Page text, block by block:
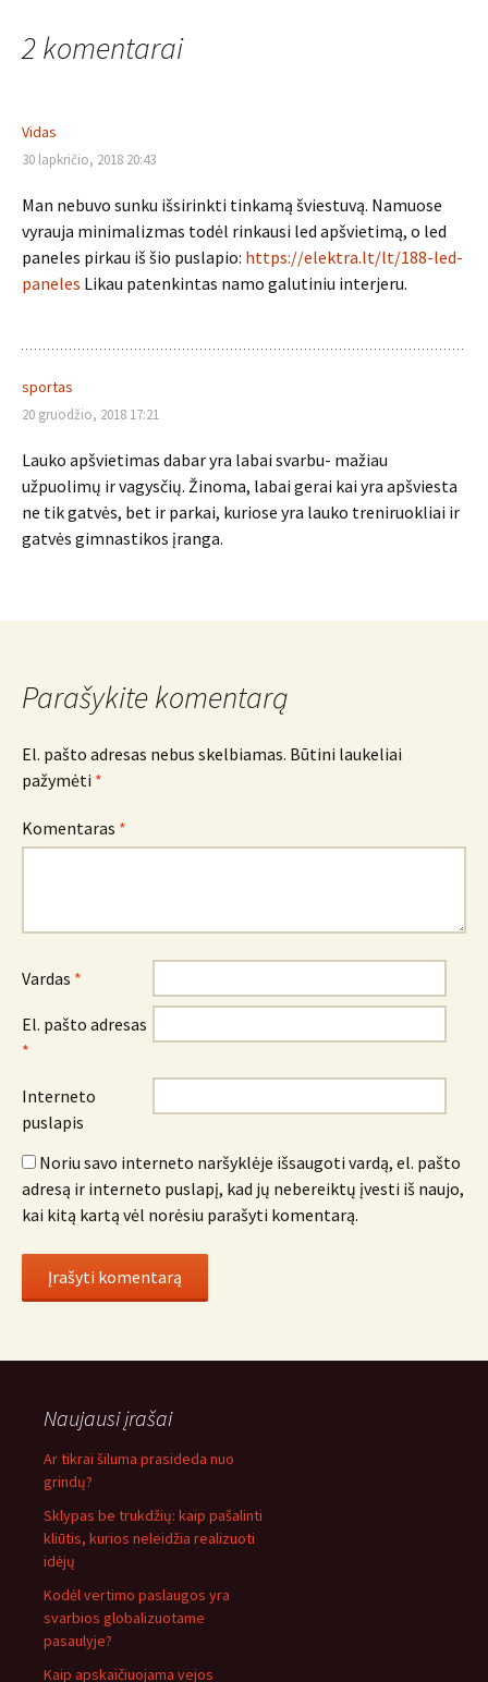
2 komentarai
Vidas
30 lapkričio, 2018 20:43
Man nebuvo sunku išsirinkti tinkamą šviestuvą. Namuose
vyrauja minimalizmas todėl rinkausi led apšvietimą, o led
paneles pirkau iš šio puslapio: https://elektra.lt/lt/188-led-
paneles Likau patenkintas namo galutiniu interjeru.
sportas
20 gruodžio, 2018 17:21
Lauko apšvietimas dabar yra labai svarbu- mažiau
užpuolimų ir vagysčių. Žinoma, labai gerai kai yra apšviesta
ne tik gatvės, bet ir parkai, kuriose yra lauko treniruokliai ir
gatvės gimnastikos įranga.
Parašykite komentarą
El. pašto adresas nebus skelbiamas. Būtini laukeliai
pažymėti *
Komentaras *
Vardas *
El. pašto adresas
*
Interneto
puslapis
Noriu savo interneto naršyklėje išsaugoti vardą, el. pašto
adresą ir interneto puslapį, kad jų nebereiktų įvesti iš naujo,
kai kitą kartą vėl norėsiu parašyti komentarą.
Naujausi įrašai
Ar tikrai šiluma prasideda nuo
grindų?
Sklypas be trukdžių: kaip pašalinti
kliūtis, kurios neleidžia realizuoti
idėjų
Kodėl vertimo paslaugos yra
svarbios globalizuotame
pasaulyje?
Kaip apskaičiuojama vejos